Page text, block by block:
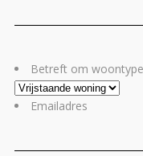
Betreft om woontype
Emailadres